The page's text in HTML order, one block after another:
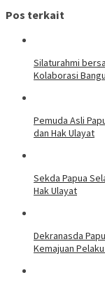
Pos terkait
Silaturahmi
Kolaborasi
Pemuda Asli
dan Hak Ulayat
Sekda Papua
Hak Ulayat
Dekranasda
Kemajuan Pelaku